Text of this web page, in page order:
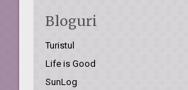
Bloguri
Turistul
Life is Good
SunLog